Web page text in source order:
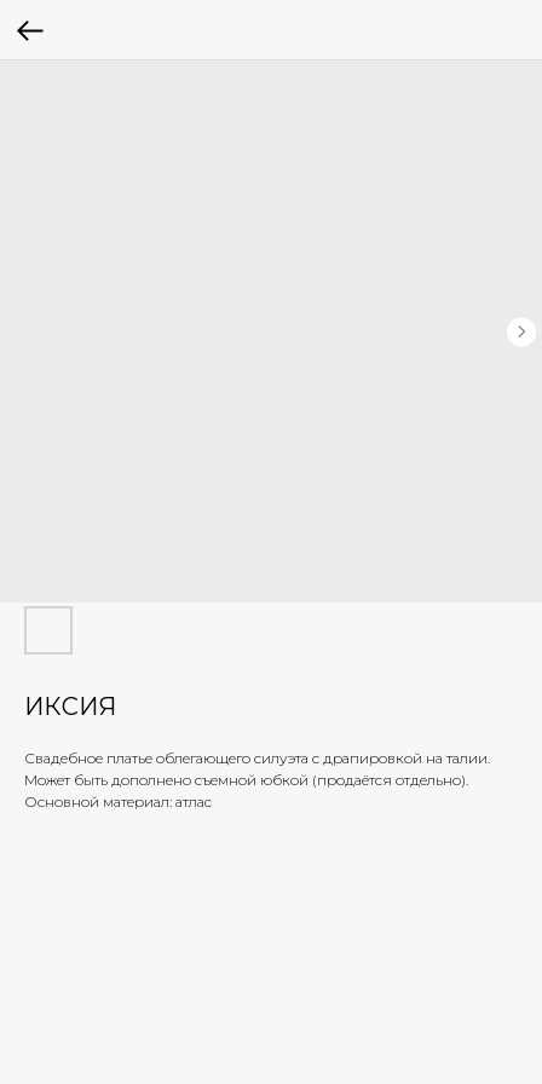
ИКСИЯ
Свадебное платье облегающего силуэта с драпировкой на талии.
Может быть дополнено съемной юбкой (продаётся отдельно).
Основной материал: атлас